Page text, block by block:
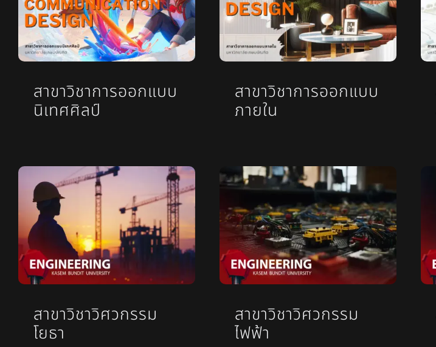
สาขาวิชาการออกแบบ
นิเทศศิลป์
สาขาวิชาการออกแบบ
ภายใน
สาขาวิชาวิศวกรรม
โยธา
สาขาวิชาวิศวกรรม
ไฟฟ้า